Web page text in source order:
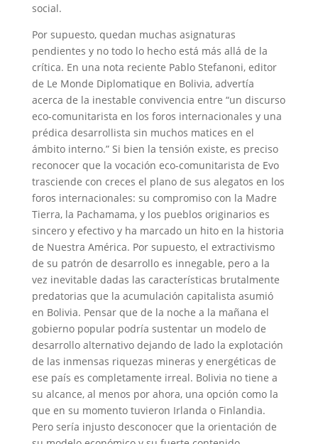
social.
Por supuesto, quedan muchas asignaturas
pendientes y no todo lo hecho está más allá de la
crítica. En una nota reciente Pablo Stefanoni, editor
de Le Monde Diplomatique en Bolivia, advertía
acerca de la inestable convivencia entre “un discurso
eco-comunitarista en los foros internacionales y una
prédica desarrollista sin muchos matices en el
ámbito interno.” Si bien la tensión existe, es preciso
reconocer que la vocación eco-comunitarista de Evo
trasciende con creces el plano de sus alegatos en los
foros internacionales: su compromiso con la Madre
Tierra, la Pachamama, y los pueblos originarios es
sincero y efectivo y ha marcado un hito en la historia
de Nuestra América. Por supuesto, el extractivismo
de su patrón de desarrollo es innegable, pero a la
vez inevitable dadas las características brutalmente
predatorias que la acumulación capitalista asumió
en Bolivia. Pensar que de la noche a la mañana el
gobierno popular podría sustentar un modelo de
desarrollo alternativo dejando de lado la explotación
de las inmensas riquezas mineras y energéticas de
ese país es completamente irreal. Bolivia no tiene a
su alcance, al menos por ahora, una opción como la
que en su momento tuvieron Irlanda o Finlandia.
Pero sería injusto desconocer que la orientación de